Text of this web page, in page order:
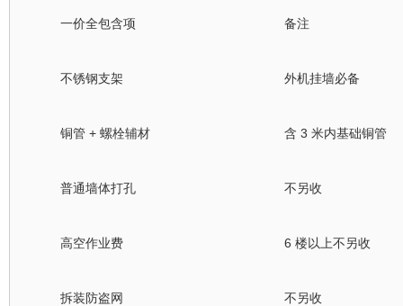
一价全包含项 备注
不锈钢支架 外机挂墙必备
铜管 + 螺栓辅材 含 3 米内基础铜管
普通墙体打孔 不另收
高空作业费 6 楼以上不另收
拆装防盗网 不另收